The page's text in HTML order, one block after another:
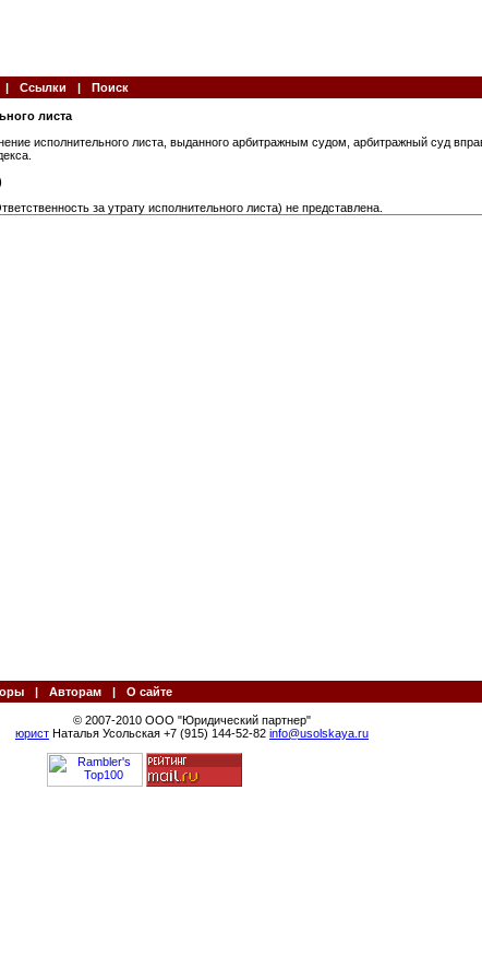
| Ссылки | Поиск
листа
исполнительного листа, выданного арбитражным судом, арбитражный суд
за утрату исполнительного листа) не представлена.
| Авторам | О сайте
© 2007-2010 ООО "Юридический партнер"
юрист Наталья Усольская +7 (915) 144-52-82 info@usolskaya.ru